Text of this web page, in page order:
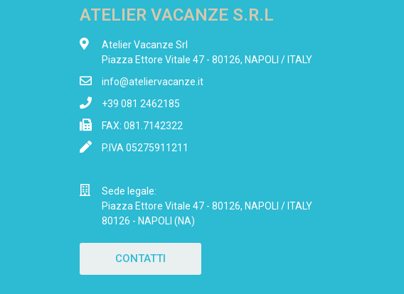
ATELIER VACANZE S.R.L
Atelier Vacanze Srl
Piazza Ettore Vitale 47 - 80126, NAPOLI / ITALY
info@ateliervacanze.it
+39 081 2462185
FAX: 081.7142322
P.IVA 05275911211
Sede legale:
Piazza Ettore Vitale 47 - 80126, NAPOLI / ITALY
80126 - NAPOLI (NA)
CONTATTI